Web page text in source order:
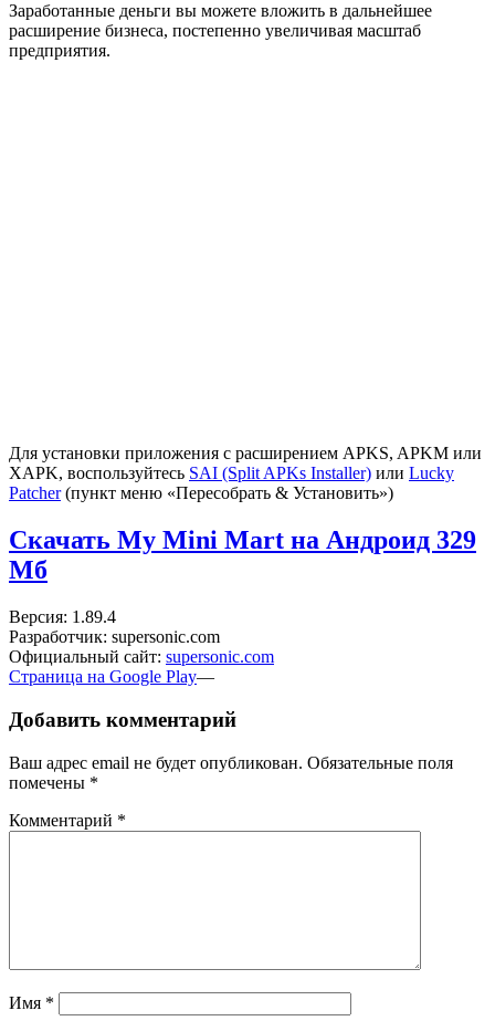
Заработанные деньги вы можете вложить в дальнейшее
расширение бизнеса, постепенно увеличивая масштаб
предприятия.
Для установки приложения с расширением APKS, APKM или
XAPK, воспользуйтесь SAI (Split APKs Installer) или Lucky
Patcher(пункт меню «Пересобрать & Установить»)
Скачать My Mini Mart на Андроид 329
Мб
Версия: 1.89.4
Разработчик: supersonic.com
Официальный сайт: supersonic.com
Страница на Google Play—
Добавить комментарий
Ваш адрес email не будет опубликован. Обязательные поля
помечены *
Комментарий *
Имя *